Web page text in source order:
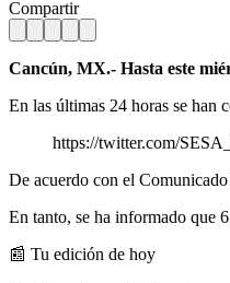
Compartir
Cancún, MX.- Hasta este
En las últimas 24 horas se han
https://twitter.com/
De acuerdo con el
En tanto, se ha informado que
📰 Tu edición de hoy